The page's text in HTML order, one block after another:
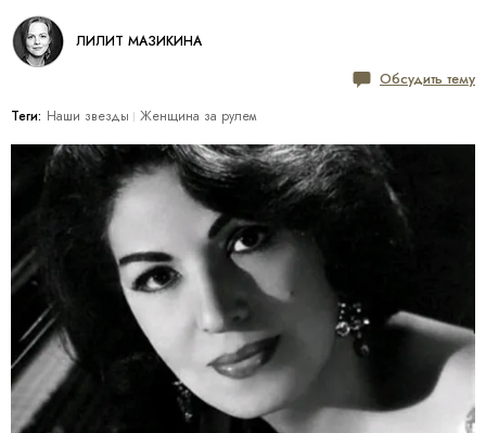
ЛИЛИТ МАЗИКИНА
Обсудить тему
Теги: Наши звезды Женщина за рулем